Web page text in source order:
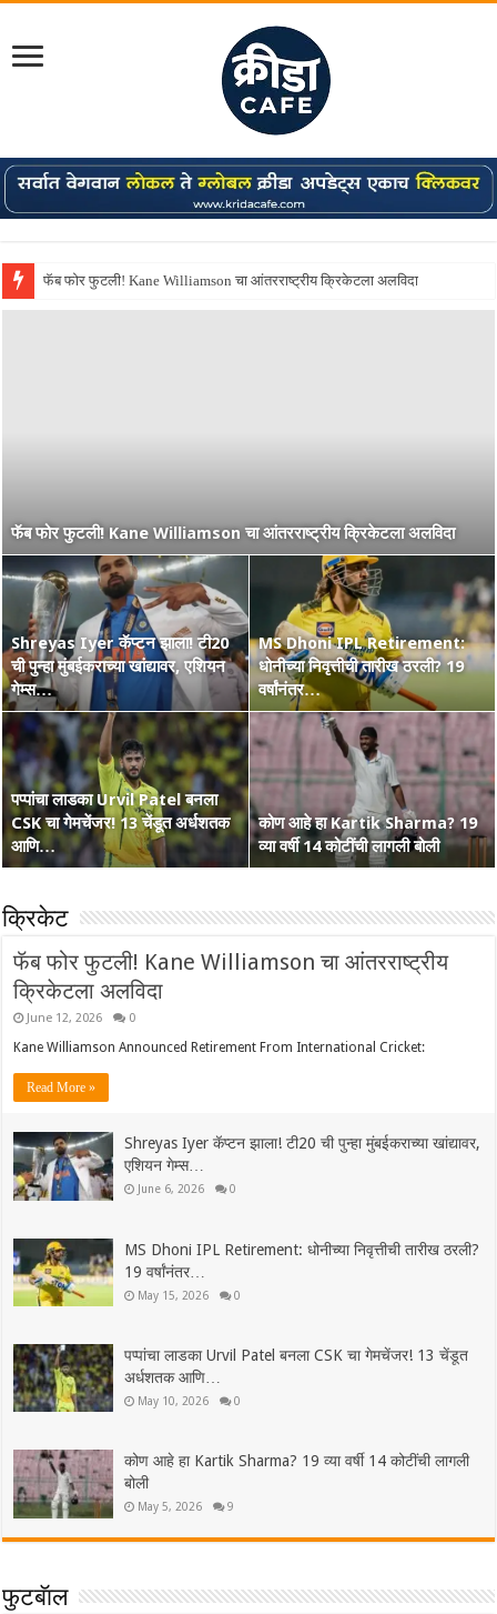
Shreyas Iyer कॅप्टन झाला! टी20 ची पुन्हा मुंबईकराच्या खांद्यावर, एशियन गेम्स…
फॅब फोर फुटली! Kane Williamson चा आंतरराष्ट्रीय क्रिकेटला अलविदा
Shreyas Iyer कॅप्टन झाला! टी20
ची पुन्हा मुंबईकराच्या खांद्यावर, एशियन
गेम्स…
MS Dhoni IPL Retirement:
धोनीच्या निवृत्तीची तारीख ठरली? 19
वर्षांनंतर…
पप्पांचा लाडका Urvil Patel बनला
CSK चा गेमचेंजर! 13 चेंडूत अर्धशतक
आणि…
कोण आहे हा Kartik Sharma? 19
व्या वर्षी 14 कोटींची लागली बोली
मेहनत आणि CSK चा विश्वास…
कोण हा Raghu Sharma? वय 33,
कृष्णभक्त, शेन वॉर्न आणि बरंच काही
वंडर बॉय Vaibhav Suryavanshi
चा आणखी एक शतकी धमाका! 36 चेंडूत
…
सरपंच श्रेयसच्या Punjab Kings चा
वर्ल्ड रेकॉर्ड! दिल्लीविरूद्ध चेस केले 264
Australia Retain The Ashes
2025-2026
क्रिकेट
फॅब फोर फुटली! Kane Williamson चा आंतरराष्ट्रीय
क्रिकेटला अलविदा
June 12, 2026 0
Kane Williamson Announced Retirement From International Cricket:
Read More »
Shreyas Iyer कॅप्टन झाला! टी20 ची पुन्हा मुंबईकराच्या खांद्यावर,
एशियन गेम्स…
June 6, 2026 0
MS Dhoni IPL Retirement: धोनीच्या निवृत्तीची तारीख ठरली?
19 वर्षांनंतर…
May 15, 2026 0
पप्पांचा लाडका Urvil Patel बनला CSK चा गेमचेंजर! 13 चेंडूत
अर्धशतक आणि…
May 10, 2026 0
कोण आहे हा Kartik Sharma? 19 व्या वर्षी 14 कोटींची लागली
बोली
May 5, 2026 9
फुटबॅाल